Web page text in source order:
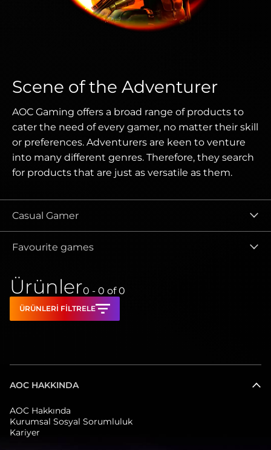
Scene of the Adventurer
AOC Gaming offers a broad range of products to
cater the need of every gamer, no matter their skill
or preferences. Adventurers are keen to venture
into many different genres. Therefore, they search
for products that are just as versatile as them.
Casual Gamer
Favourite games
Ürünler0 - 0 of 0
ÜRÜNLERI FILTRELE
AOC HAKKINDA
AOC Hakkında
Kurumsal Sosyal Sorumluluk
Kariyer